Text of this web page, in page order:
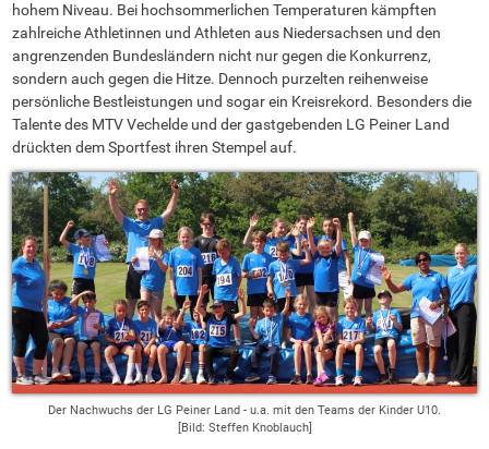
Bekleidung
Sponsoren
Rekorde
FAQ
Kontakt
Anfahrt
hohem Niveau. Bei hochsommerlichen Temperaturen kämpften
zahlreiche Athletinnen und Athleten aus Niedersachsen und den
angrenzenden Bundesländern nicht nur gegen die Konkurrenz,
sondern auch gegen die Hitze. Dennoch purzelten reihenweise
persönliche Bestleistungen und sogar ein Kreisrekord. Besonders die
Talente des MTV Vechelde und der gastgebenden LG Peiner Land
drückten dem Sportfest ihren Stempel auf.
Der Nachwuchs der LG Peiner Land - u.a. mit den Teams der Kinder U10.
[Bild: Steffen Knoblauch]